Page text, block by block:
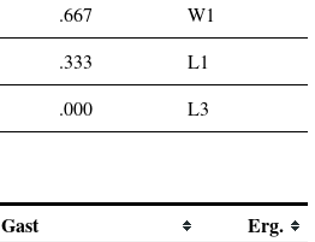
.667
W1
.333
L1
.000 L3
Gast Erg.